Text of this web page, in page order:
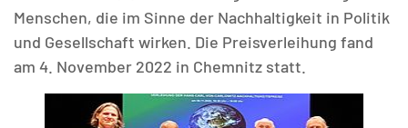
Menschen, die im Sinne der Nachhaltigkeit in Politik
und Gesellschaft wirken. Die Preisverleihung fand
am 4. November 2022 in Chemnitz statt.
MATOMO (INTERNE STATISTIK)
Statistik Cookies erfassen Informationen anonym.
Diese Informationen helfen uns zu verstehen, wie
unsere Besucher unsere Website nutzen.